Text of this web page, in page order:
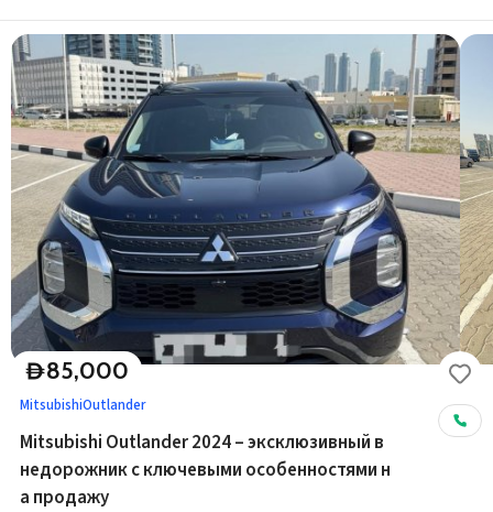
D85,000
MitsubishiOutlander
Mitsubishi Outlander 2024 – эксклюзивный в
недорожник с ключевыми особенностями н
а продажу